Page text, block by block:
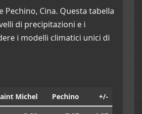
Cina. Questa tabella
di precipitazioni e i
i modelli climatici unici di
Michel Pechino +/-